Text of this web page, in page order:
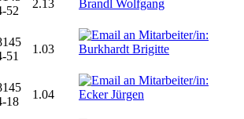
52
2.13
51
1.03
18
1.04